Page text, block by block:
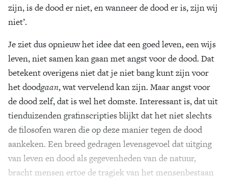
zijn, is de dood er niet, en wanneer de dood er is, zijn wij
niet’.
Je ziet dus opnieuw het idee dat een goed leven, een wijs
leven, niet samen kan gaan met angst voor de dood. Dat
betekent overigens niet dat je niet bang kunt zijn voor
het doodgaan, wat vervelend kan zijn. Maar angst voor
de dood zelf, dat is wel het domste. Interessant is, dat uit
tienduizenden grafinscripties blijkt dat het niet slechts
de filosofen waren die op deze manier tegen de dood
aankeken. Een breed gedragen levensgevoel dat uitging
van leven en dood als gegevenheden van de natuur,
bracht mensen ertoe de tragiek van het mensenbestaan